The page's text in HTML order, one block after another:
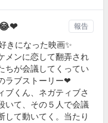
😂❤
きになった映画✨
メンに恋して翻弄され
ちが会議してくってい
ラブストーリー❤
ブくん、ネガティブさ
いて、その５人で会議
して動いてく。当たり
報告